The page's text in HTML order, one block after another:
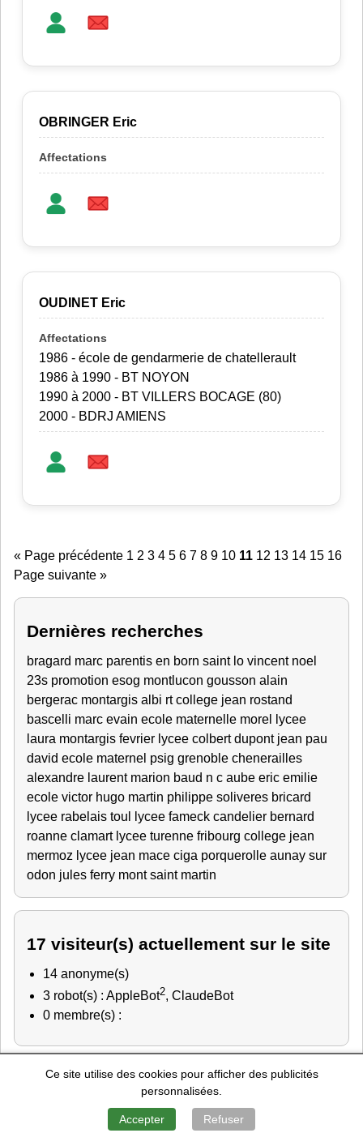
Ce site utilise des cookies pour afficher des publicités
personnalisées.
Accepter Refuser
OBRINGER Eric
OUDINET Eric
1986 - école de gendarmerie de chatellerault
1986 à 1990 - BT NOYON
1990 à 2000 - BT VILLERS BOCAGE (80)
2000 - BDRJ AMIENS
« Page précédente 1 2 3 4 5 6 7 8 9 10 11 12 13 14 15 16
Page suivante »
Dernières recherches
bragard marc parentis en born saint lo vincent noel
23s promotion esog montlucon gousson alain
bergerac montargis albi rt college jean rostand
bascelli marc evain ecole maternelle morel lycee
laura montargis fevrier lycee colbert dupont jean pau
david ecole maternel psig grenoble chenerailles
alexandre laurent marion baud n c aube eric emilie
ecole victor hugo martin philippe soliveres bricard
lycee rabelais toul lycee fameck candelier bernard
roanne clamart lycee turenne fribourg college jean
mermoz lycee jean mace ciga porquerolle aunay sur
odon jules ferry mont saint martin
17 visiteur(s) actuellement sur le site
14 anonyme(s)
3 robot(s) : AppleBot2, ClaudeBot
0 membre(s) :
Police Nationale-Education Nationale-Marine Nationale-
Gendarmerie Nationale-Recherche de personnes
Mentions Légales
Contact-A Propos